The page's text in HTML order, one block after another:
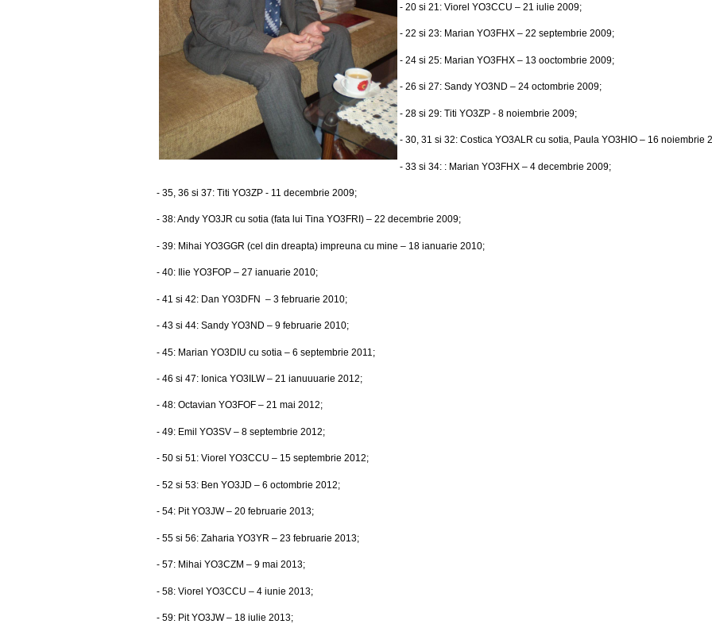
- 20 si 21: Viorel YO3CCU – 21 iulie 2009;
- 22 si 23: Marian YO3FHX – 22 septembrie 2009;
- 24 si 25: Marian YO3FHX – 13 ooctombrie 2009;
- 26 si 27: Sandy YO3ND – 24 octombrie 2009;
- 28 si 29: Titi YO3ZP - 8 noiembrie 2009;
- 30, 31 si 32: Costica YO3ALR cu sotia, Paula YO3HIO – 16 noiembrie
- 33 si 34: : Marian YO3FHX – 4 decembrie 2009;
- 35, 36 si 37: Titi YO3ZP - 11 decembrie 2009;
- 38: Andy YO3JR cu sotia (fata lui Tina YO3FRI) – 22 decembrie 2009;
- 39: Mihai YO3GGR (cel din dreapta) impreuna cu mine – 18 ianuarie 2010;
- 40: Ilie YO3FOP – 27 ianuarie 2010;
- 41 si 42: Dan YO3DFN – 3 februarie 2010;
- 43 si 44: Sandy YO3ND – 9 februarie 2010;
- 45: Marian YO3DIU cu sotia – 6 septembrie 2011;
- 46 si 47: Ionica YO3ILW – 21 ianuuuarie 2012;
- 48: Octavian YO3FOF – 21 mai 2012;
- 49: Emil YO3SV – 8 septembrie 2012;
- 50 si 51: Viorel YO3CCU – 15 septembrie 2012;
- 52 si 53: Ben YO3JD – 6 octombrie 2012;
- 54: Pit YO3JW – 20 februarie 2013;
- 55 si 56: Zaharia YO3YR – 23 februarie 2013;
- 57: Mihai YO3CZM – 9 mai 2013;
- 58: Viorel YO3CCU – 4 iunie 2013;
- 59: Pit YO3JW – 18 iulie 2013;